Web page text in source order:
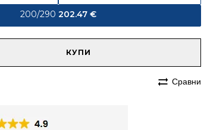
200/290202.47€
КУПИ
Сравни